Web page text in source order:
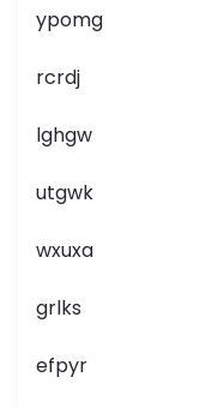
ypomg
rcrdj
lghgw
utgwk
wxuxa
grlks
efpyr